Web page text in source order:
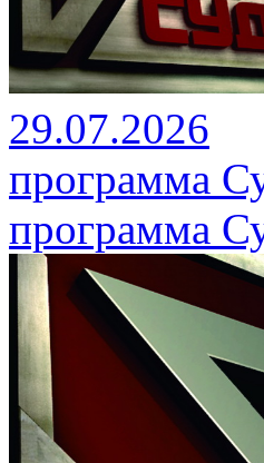
29.07.2026
программа
программа